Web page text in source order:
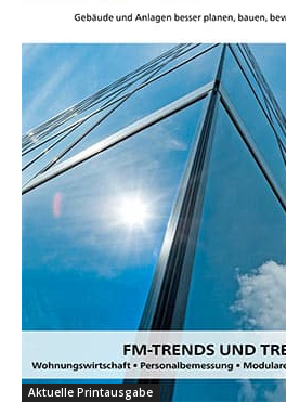
Aktuelle Printausgabe